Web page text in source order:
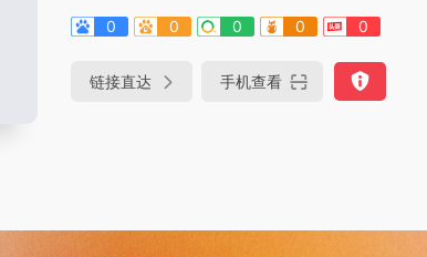
0
0 0 0 0
链接直达 手机查看